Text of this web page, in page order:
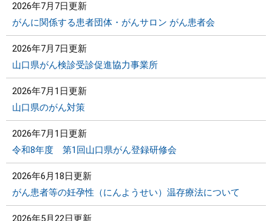
2026年7月7日更新
がんに関係する患者団体・がんサロン がん患者会
2026年7月7日更新
山口県がん検診受診促進協力事業所
2026年7月1日更新
山口県のがん対策
2026年7月1日更新
令和8年度 第1回山口県がん登録研修会
2026年6月18日更新
がん患者等の妊孕性（にんようせい）温存療法について
2026年5月22日更新